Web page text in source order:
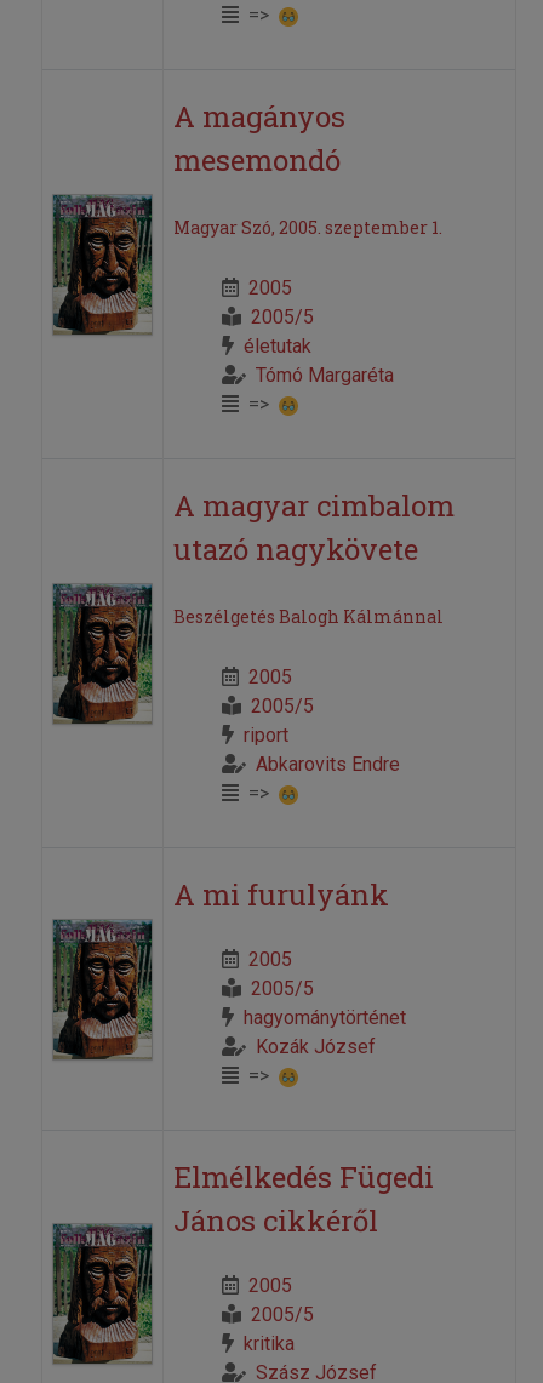
=>
A magányos
mesemondó
Magyar Szó, 2005. szeptember 1.
2005
2005/5
életutak
Tómó Margaréta
=>
A magyar cimbalom
utazó nagykövete
Beszélgetés Balogh Kálmánnal
2005
2005/5
riport
Abkarovits Endre
=>
A mi furulyánk
2005
2005/5
hagyománytörténet
Kozák József
=>
Elmélkedés Fügedi
János cikkéről
2005
2005/5
kritika
Szász József